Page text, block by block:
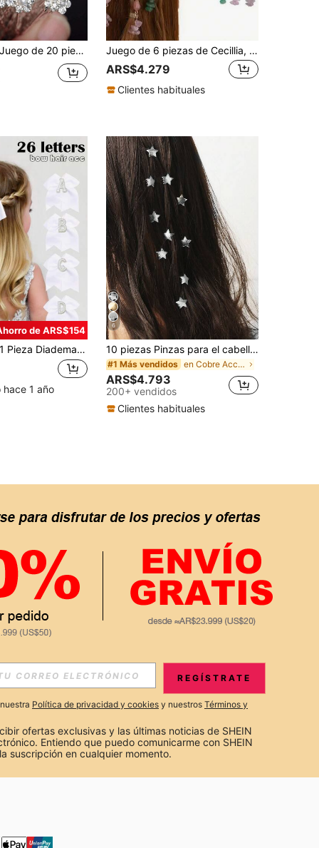
Juego de 20 piezas/60 piezas de accesorios para el cabello de novia de boda de moda con flores de perlas falsas, cristales transparentes y strass, pinzas para el cabello, peine para el cabello, peine lateral, accesorios para damas de honor, útiles escolares Juego de 6 piezas de Cecillia, Sujetadores de cabello trenzados con estilo, Accesorios para el cabello con colgante de piedra natural, Scrunchies de aleación de zinc, Gran regalo y material de aprendizaje, Pinza de cabello, Cumpleaños
ARS$4.279
Clientes habituales
de ARS$154
1 Pieza Diadema con lazo de perla roja con letras de la A a la Z, lazos para el cabello, accesorios para el cabello para niñas
hace 1 año
6
10 piezas Pinzas para el cabello con estrella de cinco puntas de metal, pinzas para el cabello con cuentas texturizadas doradas, accesorios para el cabello de moda, adecuados para verano, playa, accesorios para la cabeza
#1 Más vendidos en Cobre Accesorios para el cabello de las mujeres
ARS$4.793
200+ vendidos
Clientes habituales
APP
EXCLUSIVAS, PROMOCIONES Y NOTICIAS DE SHEIN
Suscribir
REGÍSTRATE
Política de privacidad y cookies y nuestros Términos y
ofertas exclusivas y las últimas noticias de SHEIN
Entiendo que puedo comunicarme con SHEIN
suscripción en cualquier momento.